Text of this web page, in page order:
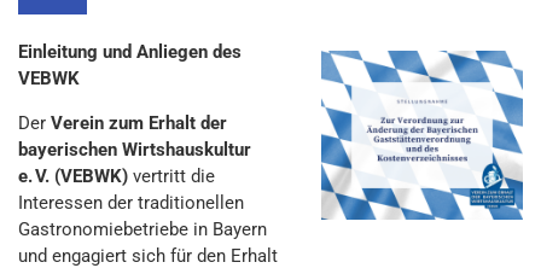
Einleitung und Anliegen des
VEBWK
Der Verein zum Erhalt der
bayerischen Wirtshauskultur
e. V. (VEBWK) vertritt die
Interessen der traditionellen
Gastronomiebetriebe in Bayern
und engagiert sich für den Erhalt